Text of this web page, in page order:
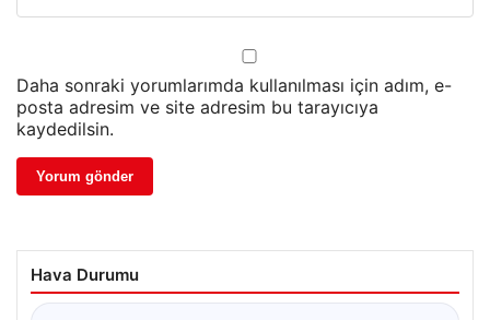
Daha sonraki yorumlarımda kullanılması için adım, e-
posta adresim ve site adresim bu tarayıcıya
kaydedilsin.
Hava Durumu